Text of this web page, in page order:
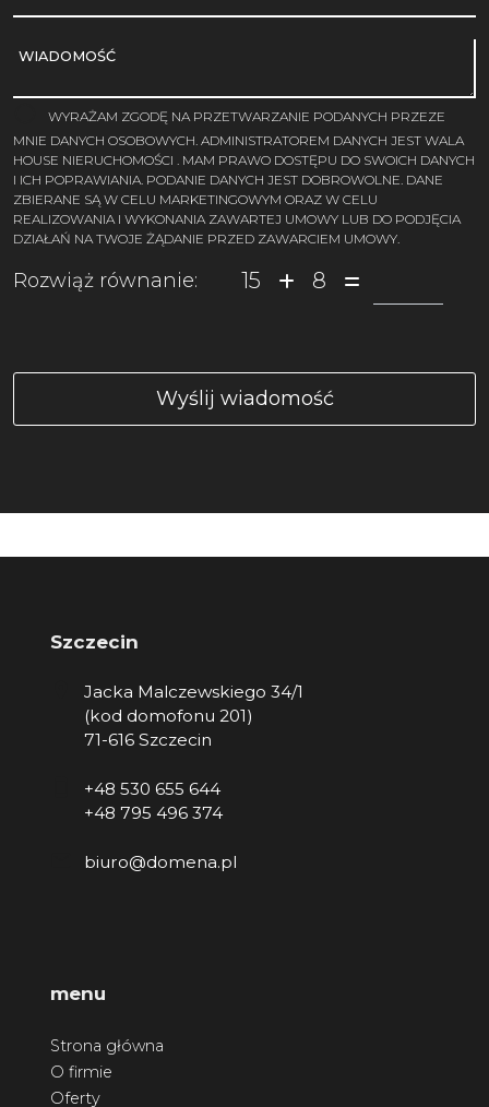
WIADOMOŚĆ
WYRAŻAM ZGODĘ NA PRZETWARZANIE PODANYCH PRZEZE
MNIE DANYCH OSOBOWYCH. ADMINISTRATOREM DANYCH JEST WALA
HOUSE NIERUCHOMOŚCI . MAM PRAWO DOSTĘPU DO SWOICH DANYCH
I ICH POPRAWIANIA. PODANIE DANYCH JEST DOBROWOLNE. DANE
ZBIERANE SĄ W CELU MARKETINGOWYM ORAZ W CELU
REALIZOWANIA I WYKONANIA ZAWARTEJ UMOWY LUB DO PODJĘCIA
DZIAŁAŃ NA TWOJE ŻĄDANIE PRZED ZAWARCIEM UMOWY.
Rozwiąż równanie: 15 8
Szczecin
Jacka Malczewskiego 34/1
(kod domofonu 201)
71-616 Szczecin
+48 530 655 644
+48 795 496 374
biuro@domena.pl
menu
Strona główna
O firmie
Oferty